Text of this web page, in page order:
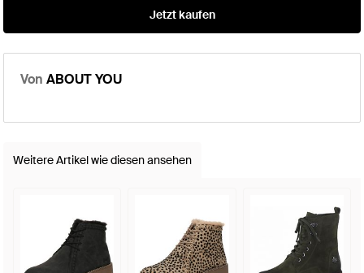
Jetzt kaufen
Von ABOUT YOU
Weitere Artikel wie diesen ansehen